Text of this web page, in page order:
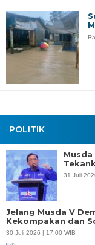
POLITIK
31 Juli
Jelang Musda V
Kekompakan dan
30 Juli 2026 | 17:00 WIB